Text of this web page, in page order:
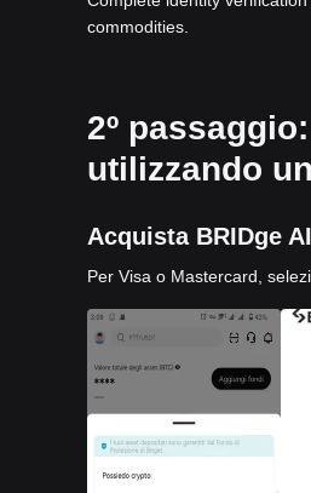
commodities.
2º
utilizzando
Acquista BRIDge
Per Visa o Mastercard,